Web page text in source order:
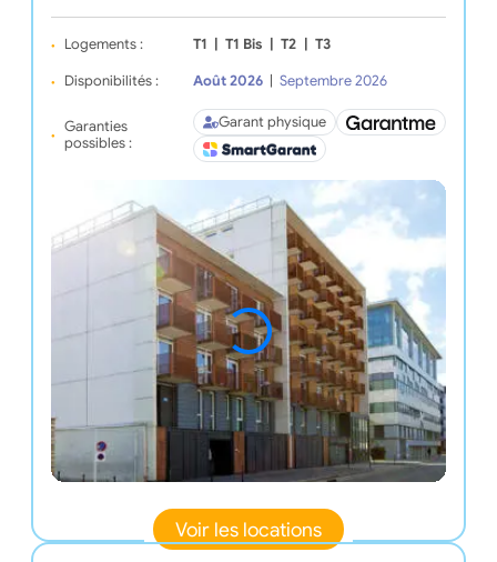
Logements : T1 T1 Bis T2 T3
Disponibilités : Août 2026 Septembre 2026
Garanties
possibles :
Garant physique
Voir les locations